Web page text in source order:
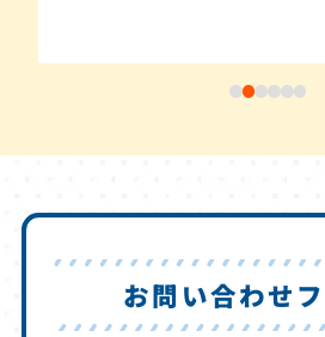
お問い合わせ